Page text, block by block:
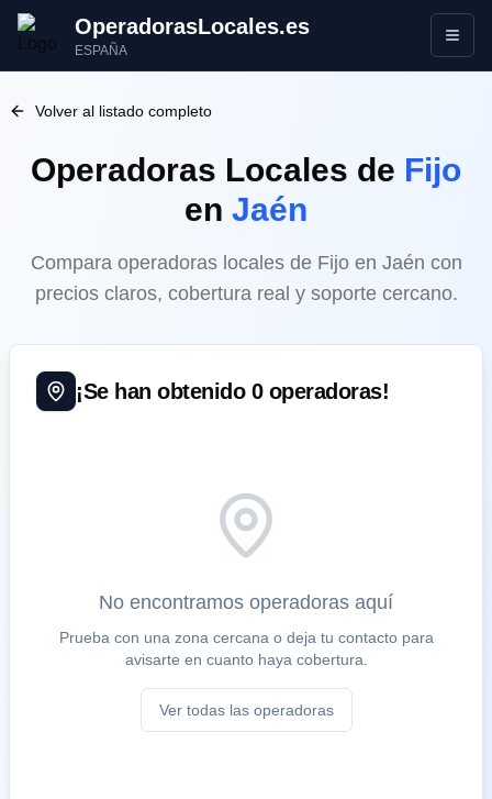
OperadorasLocales.es
ESPAÑA Abrir
Volver al listado completo
Operadoras Locales de Fijo
en Jaén
Compara operadoras locales de Fijo en Jaén con
precios claros, cobertura real y soporte cercano.
¡Se han obtenido 0operadoras!
No encontramos operadoras aquí
Prueba con una zona cercana o deja tu contacto para
avisarte en cuanto haya cobertura.
Ver todas las operadoras